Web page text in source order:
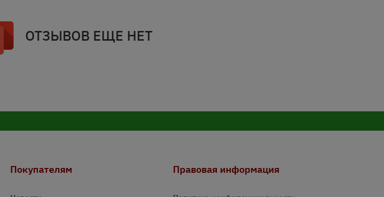
ОТЗЫВОВ ЕЩЕ НЕТ
Покупателям Правовая информация